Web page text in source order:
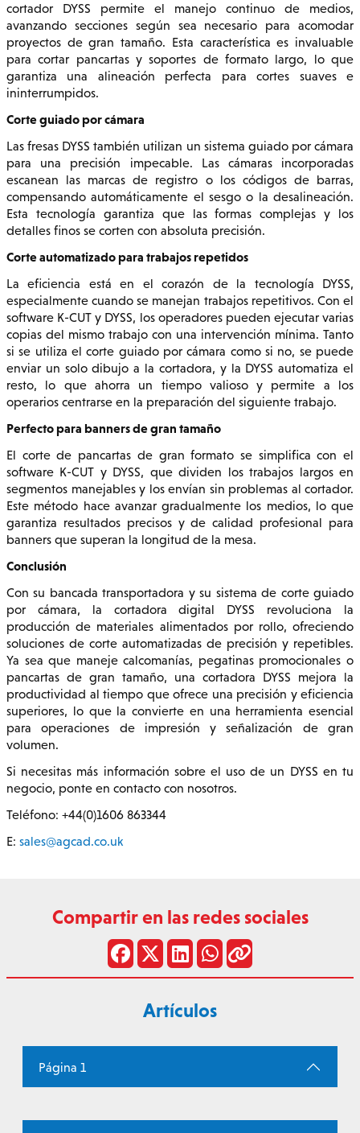
cortador DYSS permite el manejo continuo de medios,
avanzando secciones según sea necesario para acomodar
proyectos de gran tamaño. Esta característica es invaluable
para cortar pancartas y soportes de formato largo, lo que
garantiza una alineación perfecta para cortes suaves e
ininterrumpidos.
Corte guiado por cámara
Las fresas DYSS también utilizan un sistema guiado por cámara
para una precisión impecable. Las cámaras incorporadas
escanean las marcas de registro o los códigos de barras,
compensando automáticamente el sesgo o la desalineación.
Esta tecnología garantiza que las formas complejas y los
detalles finos se corten con absoluta precisión.
Corte automatizado para trabajos repetidos
La eficiencia está en el corazón de la tecnología DYSS,
especialmente cuando se manejan trabajos repetitivos. Con el
software K-CUT y DYSS, los operadores pueden ejecutar varias
copias del mismo trabajo con una intervención mínima. Tanto
si se utiliza el corte guiado por cámara como si no, se puede
enviar un solo dibujo a la cortadora, y la DYSS automatiza el
resto, lo que ahorra un tiempo valioso y permite a los
operarios centrarse en la preparación del siguiente trabajo.
Perfecto para banners de gran tamaño
El corte de pancartas de gran formato se simplifica con el
software K-CUT y DYSS, que dividen los trabajos largos en
segmentos manejables y los envían sin problemas al cortador.
Este método hace avanzar gradualmente los medios, lo que
garantiza resultados precisos y de calidad profesional para
banners que superan la longitud de la mesa.
Conclusión
Con su bancada transportadora y su sistema de corte guiado
por cámara, la cortadora digital DYSS revoluciona la
producción de materiales alimentados por rollo, ofreciendo
soluciones de corte automatizadas de precisión y repetibles.
Ya sea que maneje calcomanías, pegatinas promocionales o
pancartas de gran tamaño, una cortadora DYSS mejora la
productividad al tiempo que ofrece una precisión y eficiencia
superiores, lo que la convierte en una herramienta esencial
para operaciones de impresión y señalización de gran
volumen.
Si necesitas más información sobre el uso de un DYSS en tu
negocio, ponte en contacto con nosotros.
Teléfono: +44(0)1606 863344
E: sales@agcad.co.uk
Compartir en las redes sociales
Artículos
Página 1